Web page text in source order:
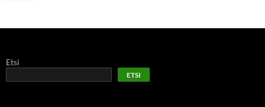
Etsi
ETSI